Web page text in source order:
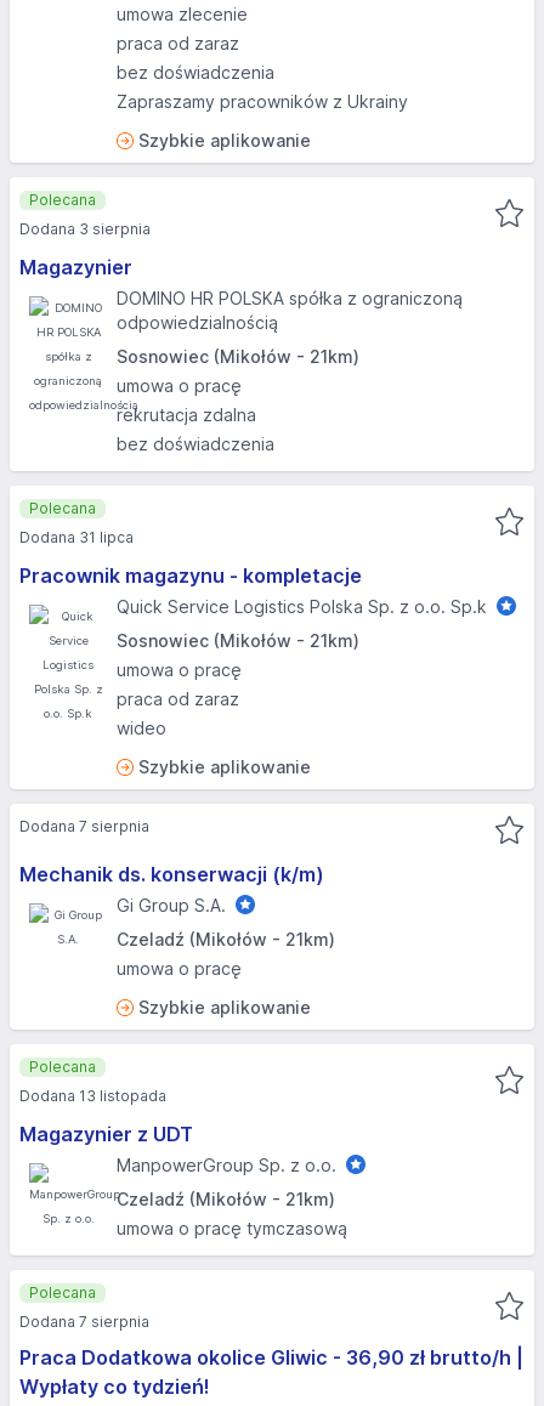
umowa zlecenie
praca od zaraz
bez doświadczenia
Zapraszamy pracowników z Ukrainy
Szybkie aplikowanie
Magazynier
DOMINO HR POLSKA spółka z ograniczoną
odpowiedzialnością
Sosnowiec (Mikołów - 21km)
umowa o pracę
rekrutacja zdalna
bez doświadczenia
Polecana
Dodana 3 sierpnia
Pracownik magazynu - kompletacje
Quick Service Logistics Polska Sp. z o.o. Sp.k
Sosnowiec (Mikołów - 21km)
umowa o pracę
praca od zaraz
wideo
Szybkie aplikowanie
Polecana
Dodana 31 lipca
Mechanik ds. konserwacji (k/m)
Gi Group S.A.
Czeladź (Mikołów - 21km)
umowa o pracę
Szybkie aplikowanie
Dodana 7 sierpnia
Magazynier z UDT
ManpowerGroup Sp. z o.o.
Czeladź (Mikołów - 21km)
umowa o pracę tymczasową
Polecana
Dodana 13 listopada
Praca Dodatkowa okolice Gliwic - 36,90 zł brutto/h |
Wypłaty co tydzień!
Polecana
Dodana 7 sierpnia